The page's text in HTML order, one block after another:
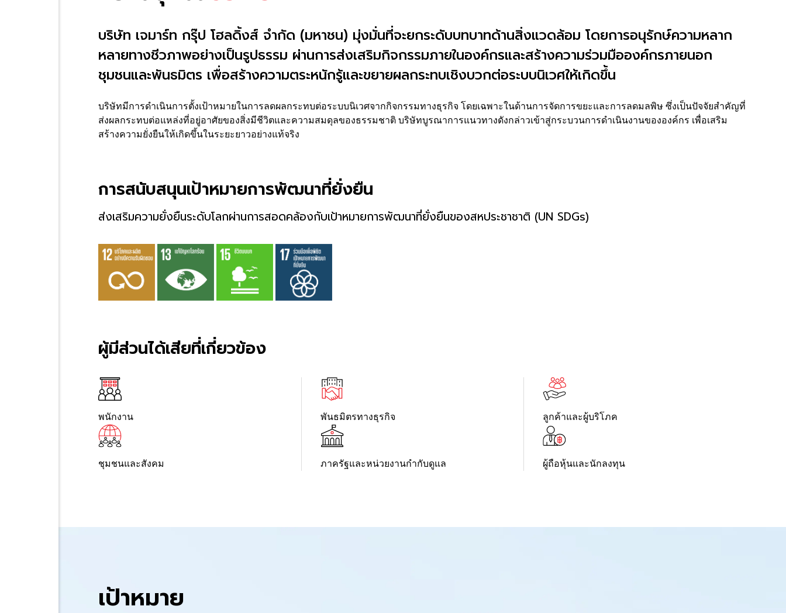
บริษัท เจมาร์ท กรุ๊ป โฮลดิ้งส์ จำกัด (มหาชน) มุ่งมั่นที่จะยกระดับบทบาทด้านสิ่งแวดล้อม โดยการอนุรักษ์ความหลาก
หลายทางชีวภาพอย่างเป็นรูปธรรม ผ่านการส่งเสริมกิจกรรมภายในองค์กรและสร้างความร่วมมือองค์กรภายนอก
ชุมชนและพันธมิตร เพื่อสร้างความตระหนักรู้และขยายผลกระทบเชิงบวกต่อระบบนิเวศให้เกิดขึ้น
บริษัทมีการดำเนินการตั้งเป้าหมายในการลดผลกระทบต่อระบบนิเวศจากกิจกรรมทางธุรกิจ โดยเฉพาะในด้านการจัดการขยะและการลดมลพิษ ซึ่งเป็นปัจจัยสำคัญที่
ส่งผลกระทบต่อแหล่งที่อยู่อาศัยของสิ่งมีชีวิตและความสมดุลของธรรมชาติ บริษัทบูรณาการแนวทางดังกล่าวเข้าสู่กระบวนการดำเนินงานขององค์กร เพื่อเสริม
สร้างความยั่งยืนให้เกิดขึ้นในระยะยาวอย่างแท้จริง
การสนับสนุนเป้าหมายการพัฒนาที่ยั่งยืน
ส่งเสริมความยั่งยืนระดับโลกผ่านการสอดคล้องกับเป้าหมายการพัฒนาที่ยั่งยืนของสหประชาชาติ (UN SDGs)
ผู้มีส่วนได้เสียที่เกี่ยวข้อง
พนักงาน พันธมิตรทางธุรกิจ ลูกค้าและผู้บริโภค
ชุมชนและสังคม ภาครัฐและหน่วยงานกำกับดูแล ผู้ถือหุ้นและนักลงทุน
เป้าหมาย